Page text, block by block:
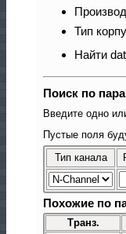
Тип
Найти
Поиск по
Введите одно
Пустые поля
Тип канала
Похожие по
Транз.